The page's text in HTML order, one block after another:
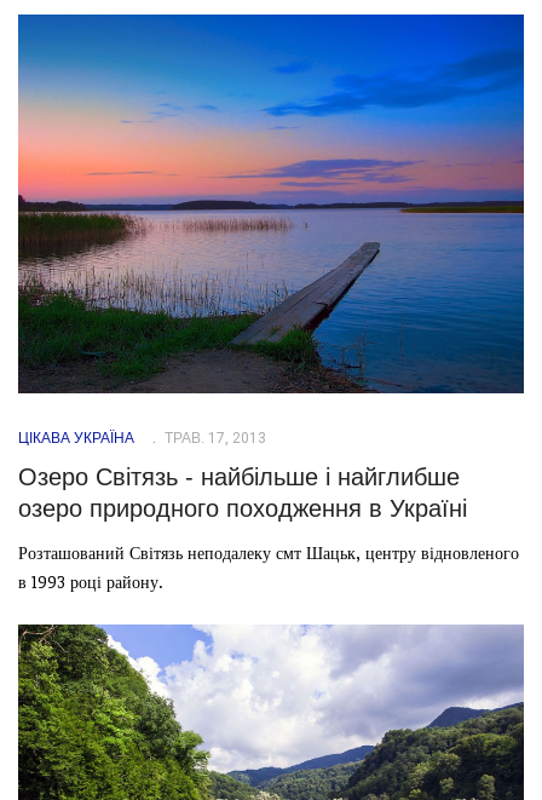
ЦІКАВА УКРАЇНА ТРАВ. 17, 2013
Озеро Світязь - найбільше і найглибше
озеро природного походження в Україні
Розташований Світязь неподалеку смт Шацьк, центру відновленого
в 1993 році району.